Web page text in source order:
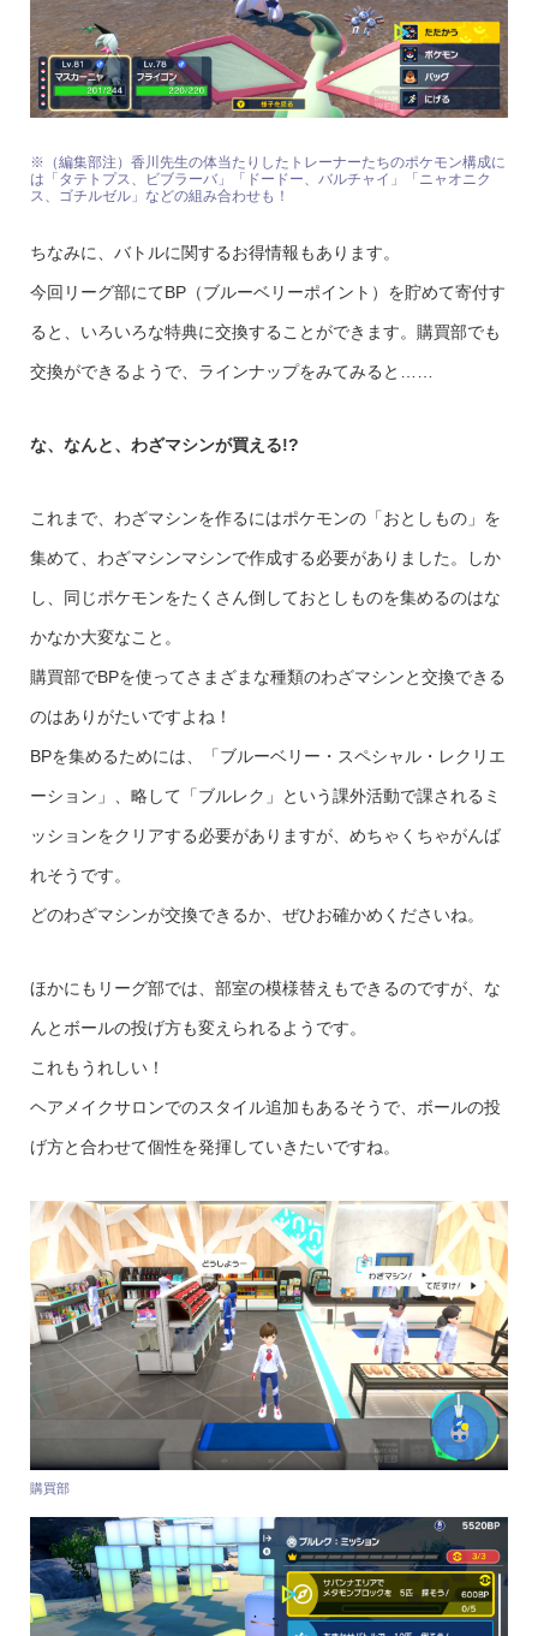
※（編集部注）香川先生の体当たりしたトレーナーたちのポケモン構成に
は「タテトプス、ビブラーバ」「ドードー、バルチャイ」「ニャオニク
ス、ゴチルゼル」などの組み合わせも！
ちなみに、バトルに関するお得情報もあります。
今回リーグ部にてBP（ブルーベリーポイント）を貯めて寄付す
ると、いろいろな特典に交換することができます。購買部でも
交換ができるようで、ラインナップをみてみると……
な、なんと、わざマシンが買える!?
これまで、わざマシンを作るにはポケモンの「おとしもの」を
集めて、わざマシンマシンで作成する必要がありました。しか
し、同じポケモンをたくさん倒しておとしものを集めるのはな
かなか大変なこと。
購買部でBPを使ってさまざまな種類のわざマシンと交換できる
のはありがたいですよね！
BPを集めるためには、「ブルーベリー・スペシャル・レクリエ
ーション」、略して「ブルレク」という課外活動で課されるミ
ッションをクリアする必要がありますが、めちゃくちゃがんば
れそうです。
どのわざマシンが交換できるか、ぜひお確かめくださいね。
ほかにもリーグ部では、部室の模様替えもできるのですが、な
んとボールの投げ方も変えられるようです。
これもうれしい！
ヘアメイクサロンでのスタイル追加もあるそうで、ボールの投
げ方と合わせて個性を発揮していきたいですね。
購買部